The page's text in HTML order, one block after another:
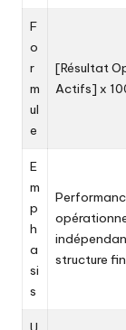
F
o
r
m
ul
e
[Résultat
Actifs] x
E
m
p
h
a
si
s
structure